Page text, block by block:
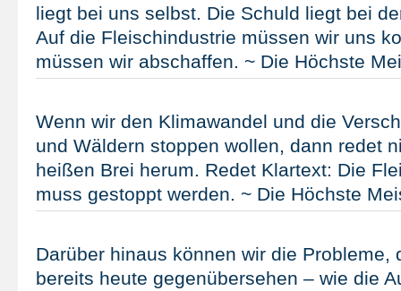
liegt bei uns selbst. Die Schuld liegt bei
Auf die Fleischindustrie müssen wir uns
müssen wir abschaffen. ~ Die Höchste
Wenn wir den Klimawandel und die
und Wäldern stoppen wollen, dann redet
heißen Brei herum. Redet Klartext: Die
muss gestoppt werden. ~ Die Höchste
Darüber hinaus können wir die Probleme,
bereits heute gegenübersehen – wie die